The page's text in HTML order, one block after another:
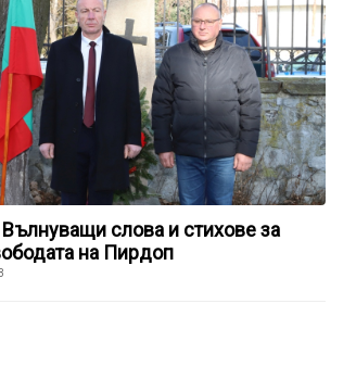
слова и стихове за
на Пирдоп